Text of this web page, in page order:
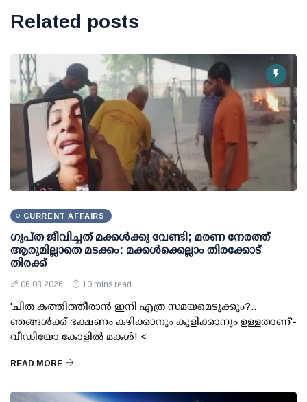
Related posts
CURRENT AFFAIRS
ഗുപ്ത ജീവിച്ചത് മക്കള്‍ക്കു വേണ്ടി; മരണ നേരത്ത്
ആരുമില്ലാതെ മടക്കം: മക്കള്‍ക്കെല്ലാം തിരക്കോട്
തിരക്ക്
06 08 2026 10 mins read
'ചിത കത്തിത്തീരാന്‍ ഇനി എത്ര സമയമെടുക്കും?..
ഞങ്ങള്‍ക്ക് ഭക്ഷണം കഴിക്കാനും കുളിക്കാനും ഉള്ളതാണ്'-
വീഡിയോ കോളില്‍ മകള്‍! <
READ MORE